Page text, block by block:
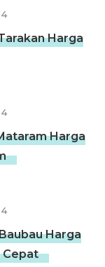
Harga
Harga
Harga
Cepat